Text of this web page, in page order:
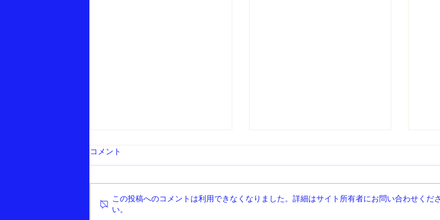
７月の予定
『選
コメント
この投稿へのコメントは利用できなくなりました。詳細はサイト所有者にお問い合わせくださ
い。